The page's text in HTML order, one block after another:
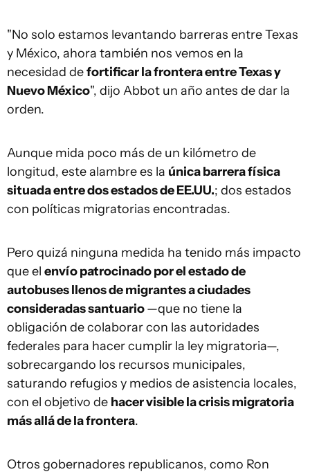
"No solo estamos levantando barreras entre Texas
y México, ahora también nos vemos en la
necesidad defortificar la frontera entre Texas y
Nuevo México", dijo Abbot un año antes de dar la
orden.
Aunque mida poco más de un kilómetro de
longitud, este alambre es la única barrera física
situada entre dos estados de EE.UU.; dos estados
con políticas migratorias encontradas.
Pero quizá ninguna medida ha tenido más impacto
que el envío patrocinado por el estado de
autobuses llenos de migrantes a ciudades
consideradas santuario—que no tiene la
obligación de colaborar con las autoridades
federales para hacer cumplir la ley migratoria—,
sobrecargando los recursos municipales,
saturando refugios y medios de asistencia locales,
con el objetivo de hacer visible la crisis migratoria
más allá de la frontera.
Otros gobernadores republicanos, como Ron